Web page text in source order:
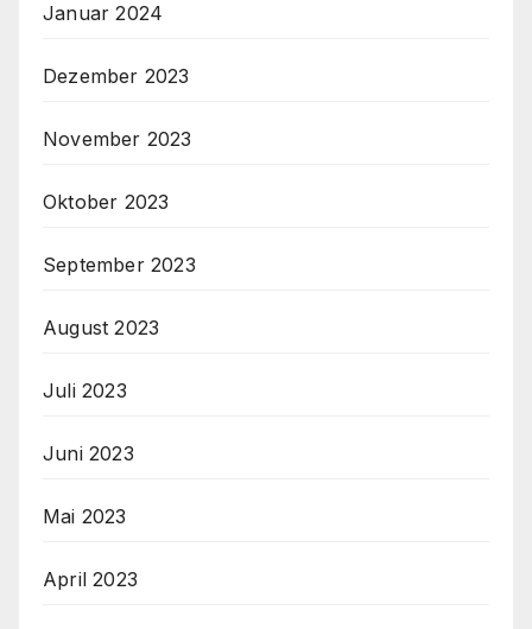
Januar 2024
Dezember 2023
November 2023
Oktober 2023
September 2023
August 2023
Juli 2023
Juni 2023
Mai 2023
April 2023